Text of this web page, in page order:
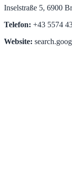
Inselstraße 5, 6900
Telefon: +43 5574
Website: